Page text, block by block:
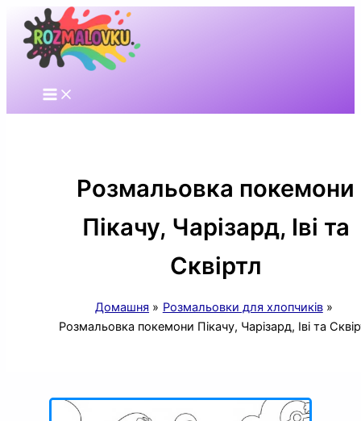
Перейти
вмісту
Розмальовка покемони
Пікачу, Чарізард, Іві та
Сквіртл
Домашня
Розмальовки для хлопчиків
Розмальовка покемони Пікачу, Чарізард, Іві та